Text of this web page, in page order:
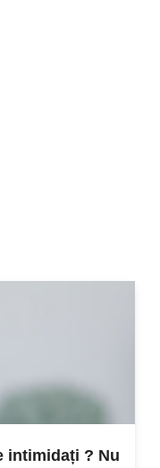
intimidați ? Nu